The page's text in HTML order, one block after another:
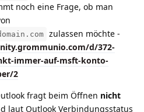
noch eine Frage, ob man
zulassen möchte -
d/372-
immer-auf-msft-konto-
2
fragt beim Öffnen nicht
laut Outlook Verbindungsstatus